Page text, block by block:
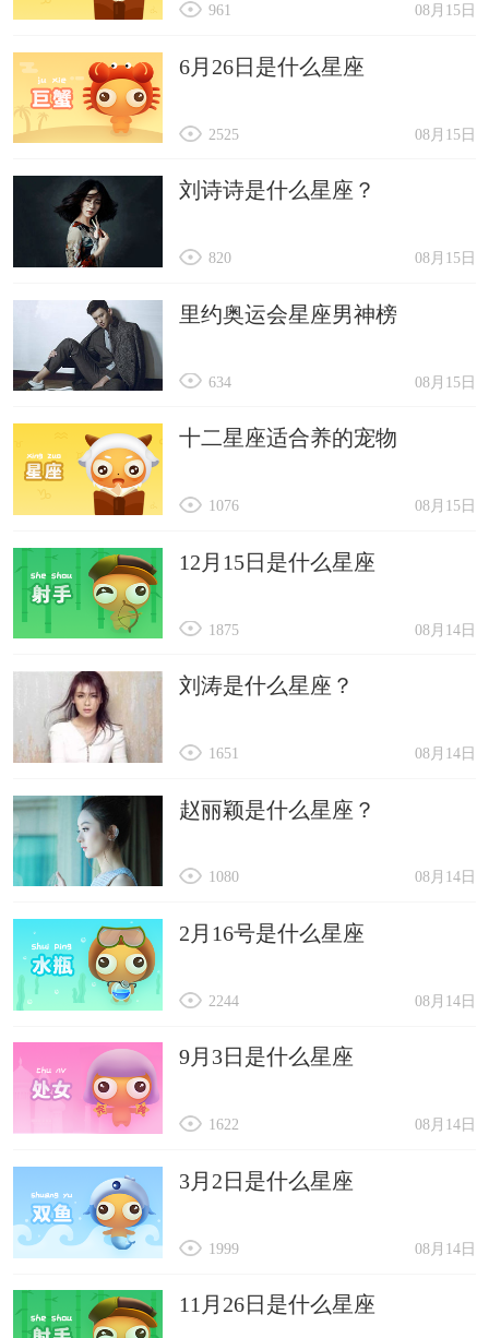
08月15日
961
6月26日是什么星座
08月15日
2525
刘诗诗是什么星座？
08月15日
820
里约奥运会星座男神榜
08月15日
634
十二星座适合养的宠物
08月15日
1076
12月15日是什么星座
08月14日
1875
刘涛是什么星座？
08月14日
1651
赵丽颖是什么星座？
08月14日
1080
2月16号是什么星座
08月14日
2244
9月3日是什么星座
08月14日
1622
3月2日是什么星座
08月14日
1999
11月26日是什么星座